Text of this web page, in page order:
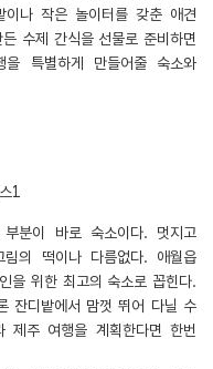
나 작은 놀이터를 갖춘 애견
수제 간식을 선물로 준비하면
특별하게 만들어줄 숙소와
분이 바로 숙소이다. 멋지고
의 떡이나 다름없다. 애월읍
을 위한 최고의 숙소로 꼽힌다.
잔디밭에서 맘껏 뛰어 다닐 수
제주 여행을 계획한다면 한번